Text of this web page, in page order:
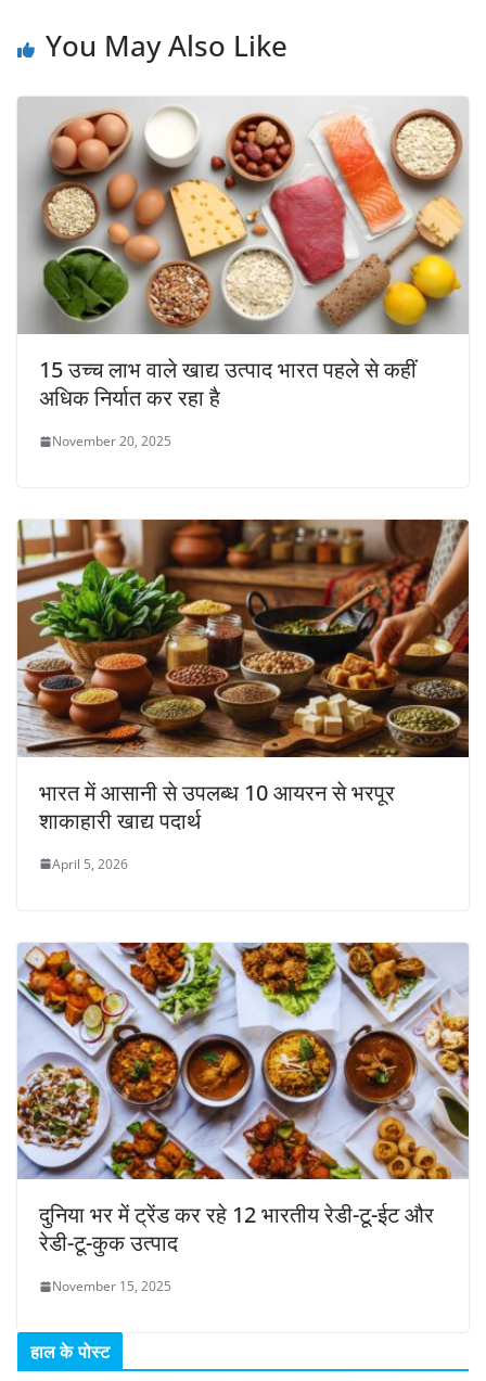
You May Also Like
15 उच्च लाभ वाले खाद्य उत्पाद भारत पहले से कहीं
अधिक निर्यात कर रहा है
November 20, 2025
भारत में आसानी से उपलब्ध 10 आयरन से भरपूर
शाकाहारी खाद्य पदार्थ
April 5, 2026
दुनिया भर में ट्रेंड कर रहे 12 भारतीय रेडी-टू-ईट और
रेडी-टू-कुक उत्पाद
November 15, 2025
हाल के पोस्ट